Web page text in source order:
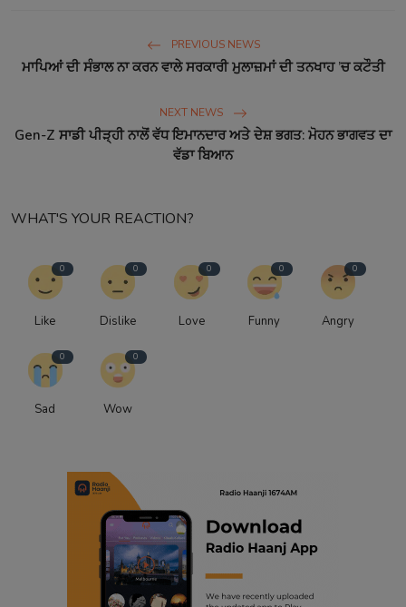
PREVIOUS NEWS
ਮਾਪਿਆਂ ਦੀ ਸੰਭਾਲ ਨਾ ਕਰਨ ਵਾਲੇ ਸਰਕਾਰੀ ਮੁਲਾਜ਼ਮਾਂ ਦੀ ਤਨਖਾਹ ’ਚ ਕਟੌਤੀ
NEXT NEWS
Gen-Z ਸਾਡੀ ਪੀੜ੍ਹੀ ਨਾਲੋਂ ਵੱਧ ਇਮਾਨਦਾਰ ਅਤੇ ਦੇਸ਼ ਭਗਤ: ਮੋਹਨ ਭਾਗਵਤ ਦਾ
ਵੱਡਾ ਬਿਆਨ
WHAT'S YOUR REACTION?
0
Like
0
Dislike
0
Love
0
Funny
0
Angry
0
Sad
0
Wow